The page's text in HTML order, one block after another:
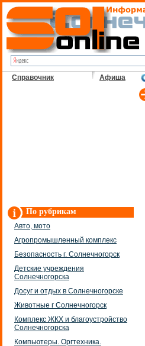
Справочник Афиша
По рубрикам
Авто, мото
Агропромышленный комплекс
Безопасность г. Солнечногорск
Детские учреждения
Солнечногорска
Досуг и отдых в Солнечногорске
Животные г Солнечногорск
Комплекс ЖКХ и благоустройство
Солнечногорска
Компьютеры. Оргтехника.